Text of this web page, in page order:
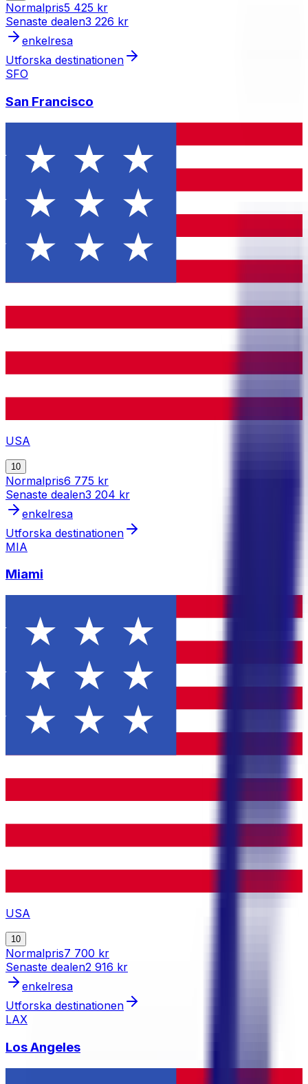
Normalpris5 425 kr
Senaste dealen3 226 kr
enkelresa
Utforska destinationen
SFO
San Francisco
USA
10
Normalpris6 775 kr
Senaste dealen3 204 kr
enkelresa
Utforska destinationen
MIA
Miami
USA
10
Normalpris7 700 kr
Senaste dealen2 916 kr
enkelresa
Utforska destinationen
LAX
Los Angeles